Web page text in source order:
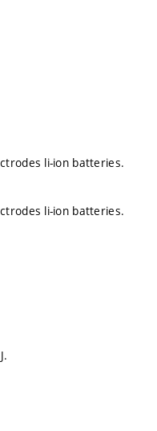
li-ion batteries.
li-ion batteries.